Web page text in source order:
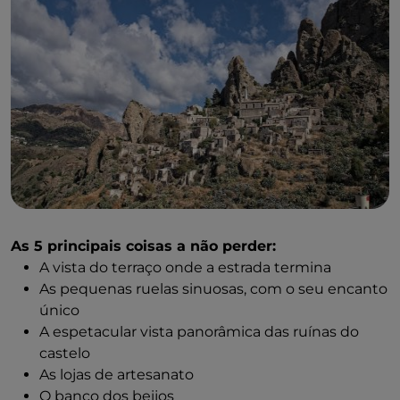
século XI. Não resta muito do que deveria ser um
edifício imponente, mas a vista de cima é de tirar o
fôlego. Na parte de trás, admirei a paisagem
acidentada do Parque Nacional de Aspromonte. À
frente, o olhar varia das colinas suaves ao azul
intenso do mar.
Passeando pelas ruelas curvilíneas, pode parar aqui e
ali para admirar a catedral, o Palácio Mesiani e alguns
nos detalhes, que se encontram em toda a parte.
Deliciosas decorações das casas, perspetivas
encantadoras e, claro, vistas deslumbrantes.
Não perca um passeio ao longo do
delicioso Caminho da Civilização Rural,
ao ar livre entre as ruelas da parte baixa de Bova. Verá
as ferramentas de trabalho da cultura camponesa:
As 5 principais coisas a não perder:
A vista do terraço onde a estrada termina
As pequenas ruelas sinuosas, com o seu encanto
único
A espetacular vista panorâmica das ruínas do
castelo
As lojas de artesanato
O banco dos beijos